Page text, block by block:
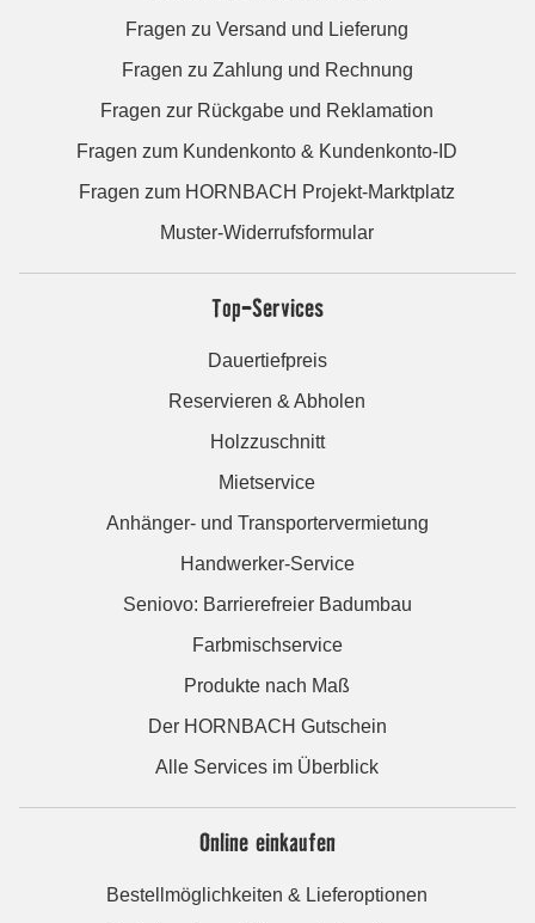
Fragen zu Versand und Lieferung
Fragen zu Zahlung und Rechnung
Fragen zur Rückgabe und Reklamation
Fragen zum Kundenkonto & Kundenkonto-ID
Fragen zum HORNBACH Projekt-Marktplatz
Muster-Widerrufsformular
Top-Services
Dauertiefpreis
Reservieren & Abholen
Holzzuschnitt
Mietservice
Anhänger- und Transportervermietung
Handwerker-Service
Seniovo: Barrierefreier Badumbau
Farbmischservice
Produkte nach Maß
Der HORNBACH Gutschein
Alle Services im Überblick
Online einkaufen
Bestellmöglichkeiten & Lieferoptionen